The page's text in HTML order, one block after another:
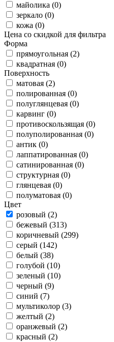
майолика (0)
зеркало (0)
кожа (0)
Цена со скидкой для фильтра
Форма
прямоугольная (2)
квадратная (0)
Поверхность
матовая (2)
полированная (0)
полуглянцевая (0)
карвинг (0)
противоскользящая (0)
полуполированная (0)
антик (0)
лаппатированная (0)
сатинированная (0)
структурная (0)
глянцевая (0)
полуматовая (0)
Цвет
розовый (2)
бежевый (313)
коричневый (299)
серый (142)
белый (38)
голубой (10)
зеленый (10)
черный (9)
синий (7)
мультиколор (3)
желтый (2)
оранжевый (2)
красный (2)